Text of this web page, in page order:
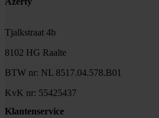
Tjalkstraat 4b
8102 HG Raalte
BTW nr: NL 8517.04.578.B01
KvK nr: 55425437
Klantenservice